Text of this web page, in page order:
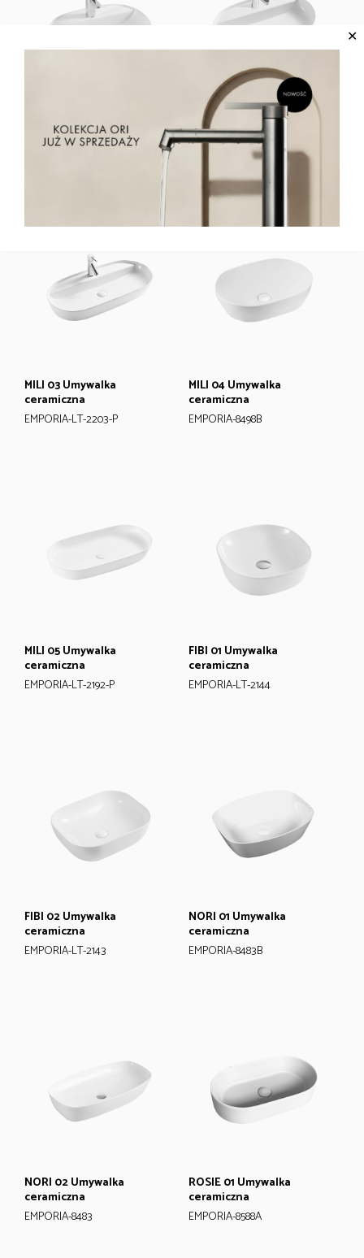
ceramiczna
EMPORIA-LT-2202
MILI 02 Umywalka
ceramiczna
EMPORIA-LT-2203
MILI 03 Umywalka
ceramiczna
EMPORIA-LT-2203-P
MILI 04 Umywalka
ceramiczna
EMPORIA-8498B
MILI 05 Umywalka
ceramiczna
EMPORIA-LT-2192-P
FIBI 01 Umywalka
ceramiczna
EMPORIA-LT-2144
FIBI 02 Umywalka
ceramiczna
EMPORIA-LT-2143
NORI 01 Umywalka
ceramiczna
EMPORIA-8483B
NORI 02 Umywalka
ceramiczna
EMPORIA-8483
ROSIE 01 Umywalka
ceramiczna
EMPORIA-8588A
✕